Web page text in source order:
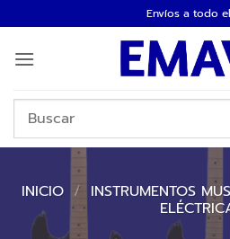
al
contenido
Envíos a todo
INICIO / INSTRUMENTOS